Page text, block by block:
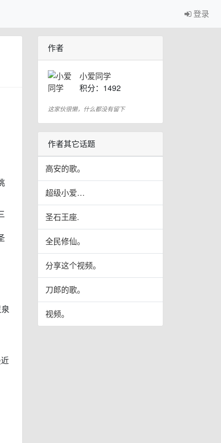
登录
作者
小爱同学
积分：1492
这家伙很懒，什么都没有留下
作者其它话题
高安的歌。
超级小爱…
圣石王座.
全民修仙。
分享这个视频。
刀郎的歌。
视频。